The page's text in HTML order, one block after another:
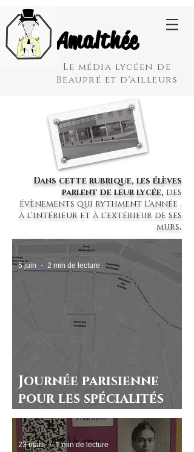
Amalthée
Le média lycéen de
Beaupré et d'ailleurs
Dans cette rubrique, les élèves
parlent de leur lycée, des
évènements qui rythment l'année ,
à l'intérieur et à l'extérieur de ses
murs.
Journée parisienne
pour les spécialités
HLP
5 juin 2 min de lecture
23 mars 1 min de lecture